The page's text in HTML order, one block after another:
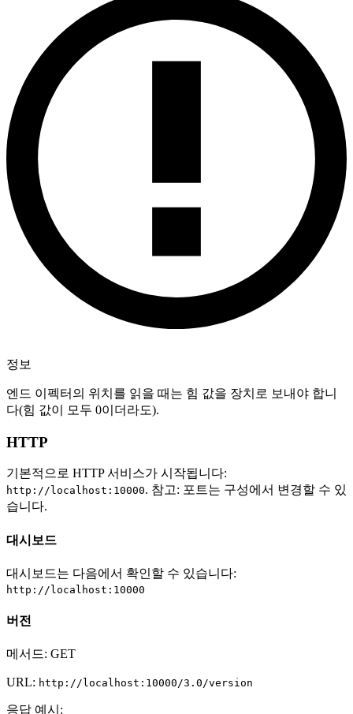
정보
엔드 이펙터의 위치를 읽을 때는 힘 값을 장치로 보내야 합니
다(힘 값이 모두 0이더라도).
HTTP
기본적으로 HTTP 서비스가 시작됩니다:
http://localhost:10000. 참고: 포트는 구성에서 변경할 수 있
습니다.
대시보드
대시보드는 다음에서 확인할 수 있습니다:
http://localhost:10000
버전
메서드: GET
URL: http://localhost:10000/3.0/version
응답 예시: